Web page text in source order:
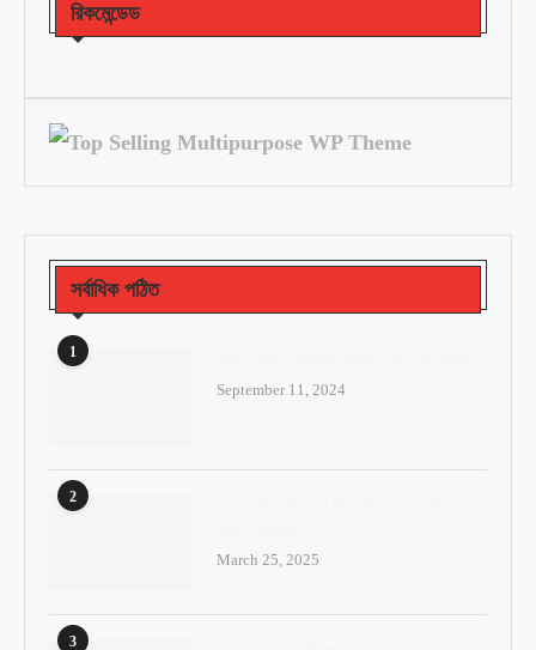
রিকমেন্ডেড
সর্বাধিক পঠিত
1
September 11, 2024
2
March 25, 2025
3